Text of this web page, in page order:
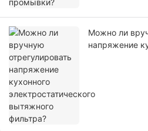
Можно ли
напряжение